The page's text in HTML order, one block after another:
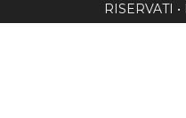
RISERVATI •